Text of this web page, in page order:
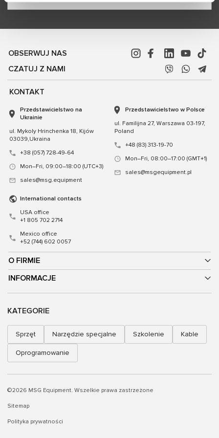
OBSERWUJ NAS
CZATUJ Z NAMI
O FIRMIE
INFORMACJE
KONTAKT
Przedstawicielstwo na
Ukrainie
ul. Mykoly Hrinchenka 18, Kijów
03039,Ukraina
+38 (057) 728-49-64
Mon–Fri, 09:00–18:00 (UTC+3)
sales@msg.equipment
Przedstawicielstwo w Polsce
ul. Familijna 27, Warszawa 03-197,
Poland
+48 (83) 313-19-70
Mon–Fri, 08:00–17:00 (GMT+1)
sales@msgequipment.pl
International contacts
USA office
+1 805 702 2714
Mexico office
+52 (744) 602 0057
KATEGORIE
Sprzęt Narzędzie specjalne Szkolenie Kable
Oprogramowanie
©2026 MSG Equipment. Wszelkie prawa zastrzeżone
Sitemap
Polityka prywatności